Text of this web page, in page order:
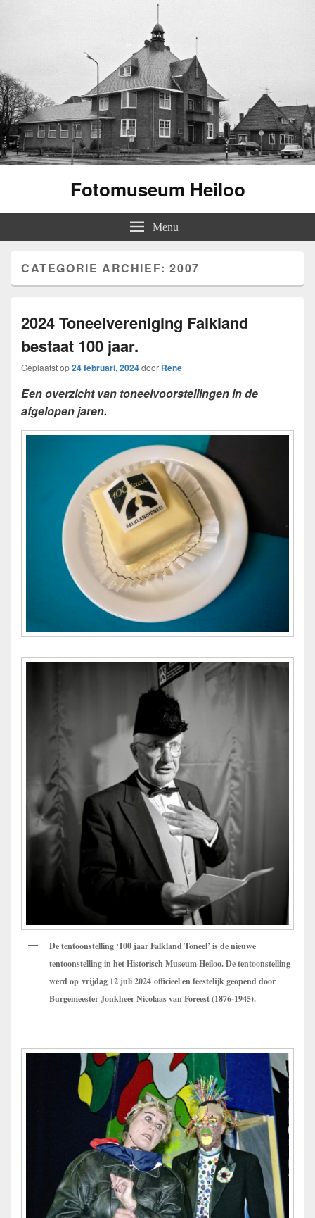
Fotomuseum Heiloo
Menu
CATEGORIE ARCHIEF:2007
2024 Toneelvereniging Falkland
bestaat 100 jaar.
Geplaatst op24 februari, 2024door Rene
Een overzicht van toneelvoorstellingen in de
afgelopen jaren.
De tentoonstelling ‘100 jaar Falkland Toneel’ is de nieuwe
tentoonstelling in het Historisch Museum Heiloo. De tentoonstelling
werd op vrijdag 12 juli 2024 officieel en feestelijk geopenddoor
Burgemeester Jonkheer Nicolaas van Foreest (1876-1945).